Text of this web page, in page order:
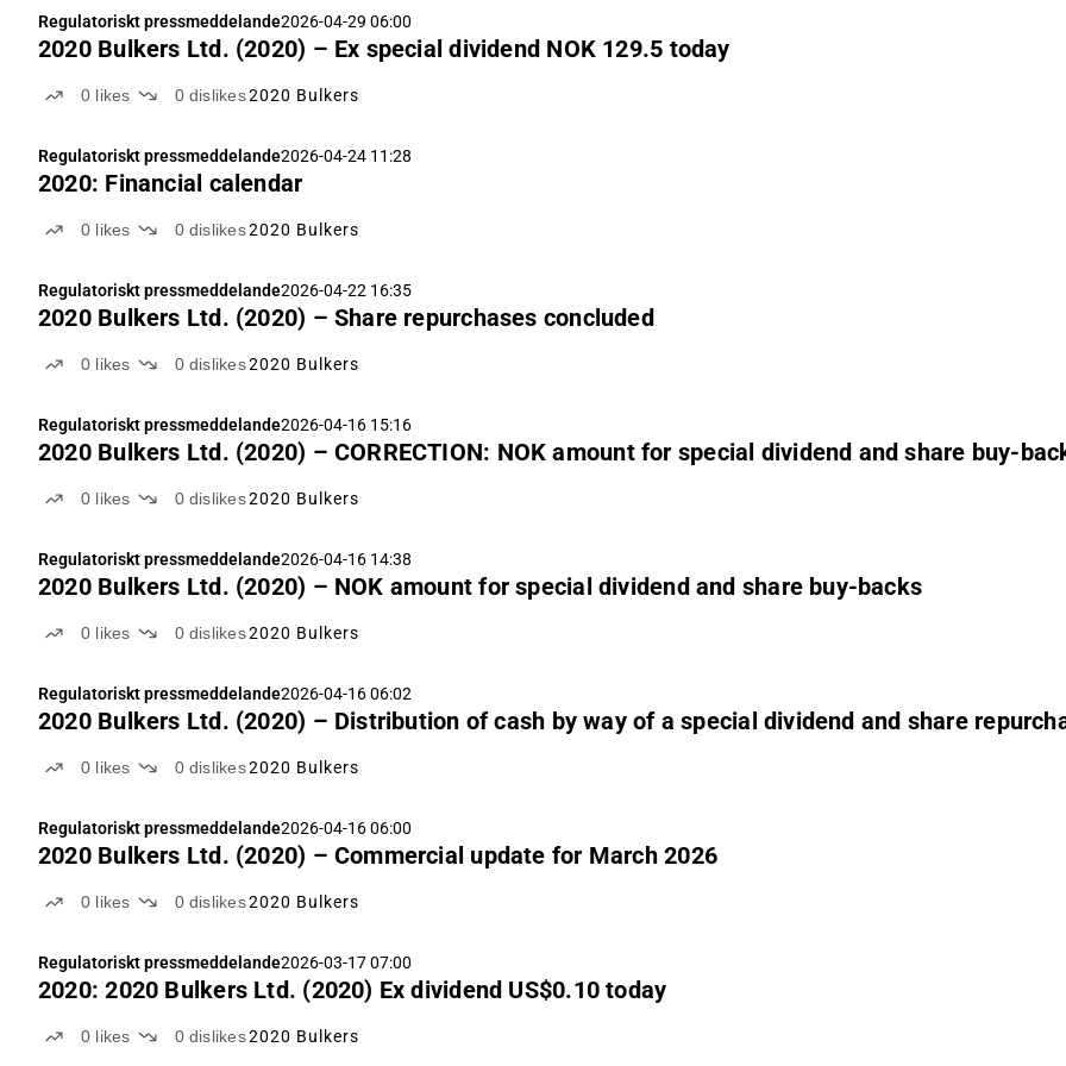
Regulatoriskt pressmeddelande2026-04-29 06:00
2020 Bulkers Ltd. (2020) – Ex special dividend NOK 129.5 today
0 likes 0 dislikes2020 Bulkers
Regulatoriskt pressmeddelande2026-04-24 11:28
2020: Financial calendar
0 likes 0 dislikes2020 Bulkers
Regulatoriskt pressmeddelande2026-04-22 16:35
2020 Bulkers Ltd. (2020) – Share repurchases concluded
0 likes 0 dislikes2020 Bulkers
Regulatoriskt pressmeddelande2026-04-16 15:16
2020 Bulkers Ltd. (2020) – CORRECTION: NOK amount for special dividend and share buy-
0 likes 0 dislikes2020 Bulkers
Regulatoriskt pressmeddelande2026-04-16 14:38
2020 Bulkers Ltd. (2020) – NOK amount for special dividend and share buy-backs
0 likes 0 dislikes2020 Bulkers
Regulatoriskt pressmeddelande2026-04-16 06:02
2020 Bulkers Ltd. (2020) – Distribution of cash by way of a special dividend and share
0 likes 0 dislikes2020 Bulkers
Regulatoriskt pressmeddelande2026-04-16 06:00
2020 Bulkers Ltd. (2020) – Commercial update for March 2026
0 likes 0 dislikes2020 Bulkers
Regulatoriskt pressmeddelande2026-03-17 07:00
2020: 2020 Bulkers Ltd. (2020) Ex dividend US$0.10 today
0 likes 0 dislikes2020 Bulkers